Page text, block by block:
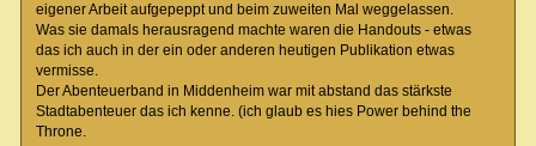
eigener Arbeit aufgepeppt und beim zuweiten Mal weggelassen.
Was sie damals herausragend machte waren die Handouts - etwas
das ich auch in der ein oder anderen heutigen Publikation etwas
vermisse.
Der Abenteuerband in Middenheim war mit abstand das stärkste
Stadtabenteuer das ich kenne. (ich glaub es hies Power behind the
Throne.